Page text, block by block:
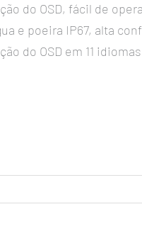
do OSD, fácil de
e poeira IP67, alta
do OSD em 11 idiomas